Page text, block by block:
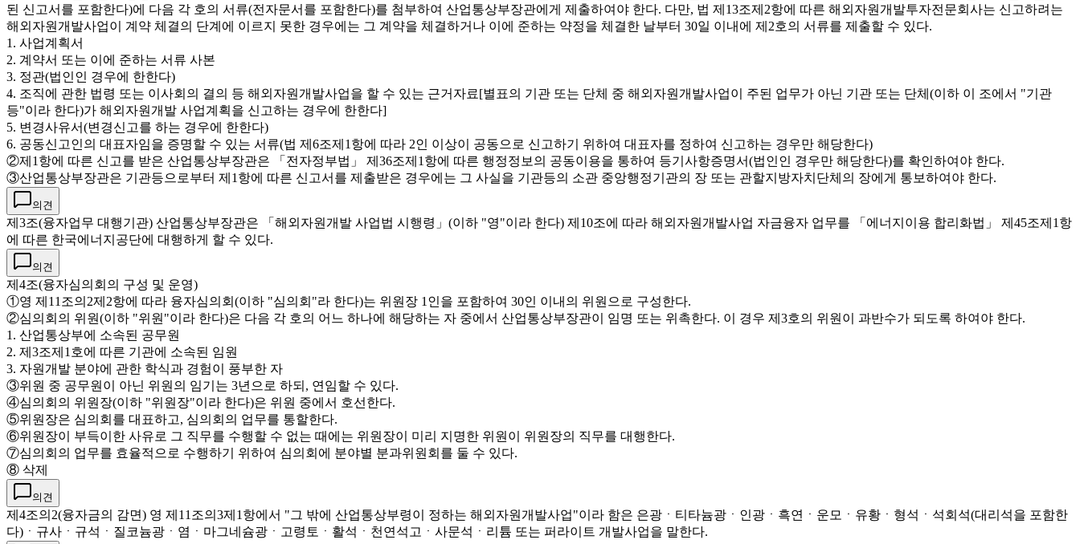
된 신고서를 포함한다)에 다음 각 호의 서류(전자문서를 포함한다)를 첨부하여 산업통상부장관에게 제출하여야 한다. 다만, 법 제13조제2항에 따른 해외자원개발투자전문회사는 신고하려는
해외자원개발사업이 계약 체결의 단계에 이르지 못한 경우에는 그 계약을 체결하거나 이에 준하는 약정을 체결한 날부터 30일 이내에 제2호의 서류를 제출할 수 있다.
1. 사업계획서
2. 계약서 또는 이에 준하는 서류 사본
3. 정관(법인인 경우에 한한다)
4. 조직에 관한 법령 또는 이사회의 결의 등 해외자원개발사업을 할 수 있는 근거자료[별표의 기관 또는 단체 중 해외자원개발사업이 주된 업무가 아닌 기관 또는 단체(이하 이 조에서 "기관
등"이라 한다)가 해외자원개발 사업계획을 신고하는 경우에 한한다]
5. 변경사유서(변경신고를 하는 경우에 한한다)
6. 공동신고인의 대표자임을 증명할 수 있는 서류(법 제6조제1항에 따라 2인 이상이 공동으로 신고하기 위하여 대표자를 정하여 신고하는 경우만 해당한다)
②제1항에 따른 신고를 받은 산업통상부장관은 「전자정부법」 제36조제1항에 따른 행정정보의 공동이용을 통하여 등기사항증명서(법인인 경우만 해당한다)를 확인하여야 한다.
③산업통상부장관은 기관등으로부터 제1항에 따른 신고서를 제출받은 경우에는 그 사실을 기관등의 소관 중앙행정기관의 장 또는 관할지방자치단체의 장에게 통보하여야 한다.
의견
제3조(융자업무 대행기관) 산업통상부장관은 「해외자원개발 사업법 시행령」(이하 "영"이라 한다) 제10조에 따라 해외자원개발사업 자금융자 업무를 「에너지이용 합리화법」 제45조제1항
에 따른 한국에너지공단에 대행하게 할 수 있다.
의견
제4조(융자심의회의 구성 및 운영)
①영 제11조의2제2항에 따라 융자심의회(이하 "심의회"라 한다)는 위원장 1인을 포함하여 30인 이내의 위원으로 구성한다.
②심의회의 위원(이하 "위원"이라 한다)은 다음 각 호의 어느 하나에 해당하는 자 중에서 산업통상부장관이 임명 또는 위촉한다. 이 경우 제3호의 위원이 과반수가 되도록 하여야 한다.
1. 산업통상부에 소속된 공무원
2. 제3조제1호에 따른 기관에 소속된 임원
3. 자원개발 분야에 관한 학식과 경험이 풍부한 자
③위원 중 공무원이 아닌 위원의 임기는 3년으로 하되, 연임할 수 있다.
④심의회의 위원장(이하 "위원장"이라 한다)은 위원 중에서 호선한다.
⑤위원장은 심의회를 대표하고, 심의회의 업무를 통할한다.
⑥위원장이 부득이한 사유로 그 직무를 수행할 수 없는 때에는 위원장이 미리 지명한 위원이 위원장의 직무를 대행한다.
⑦심의회의 업무를 효율적으로 수행하기 위하여 심의회에 분야별 분과위원회를 둘 수 있다.
⑧ 삭제
의견
제4조의2(융자금의 감면) 영 제11조의3제1항에서 "그 밖에 산업통상부령이 정하는 해외자원개발사업"이라 함은 은광ㆍ티타늄광ㆍ인광ㆍ흑연ㆍ운모ㆍ유황ㆍ형석ㆍ석회석(대리석을 포함한
다)ㆍ규사ㆍ규석ㆍ질코늄광ㆍ염ㆍ마그네슘광ㆍ고령토ㆍ활석ㆍ천연석고ㆍ사문석ㆍ리튬 또는 퍼라이트 개발사업을 말한다.